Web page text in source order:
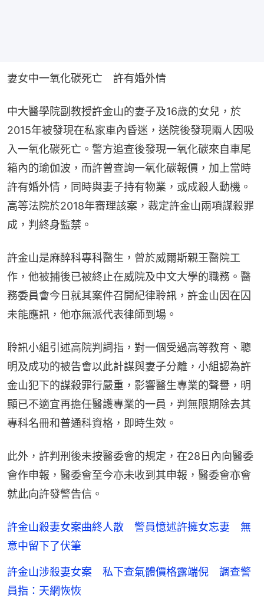
妻女中一氧化碳死亡　許有婚外情
中大醫學院副教授許金山的妻子及16歲的女兒，於
2015年被發現在私家車內昏迷，送院後發現兩人因吸
入一氧化碳死亡。警方追查後發現一氧化碳來自車尾
箱內的瑜伽波，而許曾查詢一氧化碳報價，加上當時
許有婚外情，同時與妻子持有物業，或成殺人動機。
高等法院於2018年審理該案，裁定許金山兩項謀殺罪
成，判終身監禁。
許金山是麻醉科專科醫生，曾於威爾斯親王醫院工
作，他被捕後已被終止在威院及中文大學的職務。醫
務委員會今日就其案件召開紀律聆訊，許金山因在囚
未能應訊，他亦無派代表律師到場。
聆訊小組引述高院判詞指，對一個受過高等教育、聰
明及成功的被告會以此計謀與妻子分離，小組認為許
金山犯下的謀殺罪行嚴重，影響醫生專業的聲譽，明
顯已不適宜再擔任醫護專業的一員，判無限期除去其
專科名冊和普通科資格，即時生效。
此外，許判刑後未按醫委會的規定，在28日內向醫委
會作申報，醫委會至今亦未收到其申報，醫委會亦會
就此向許發警告信。
許金山殺妻女案曲終人散 警員憶述許擁女忘妻 無
意中留下了伏筆
許金山涉殺妻女案 私下查氣體價格露端倪 調查警
員指：天網恢恢